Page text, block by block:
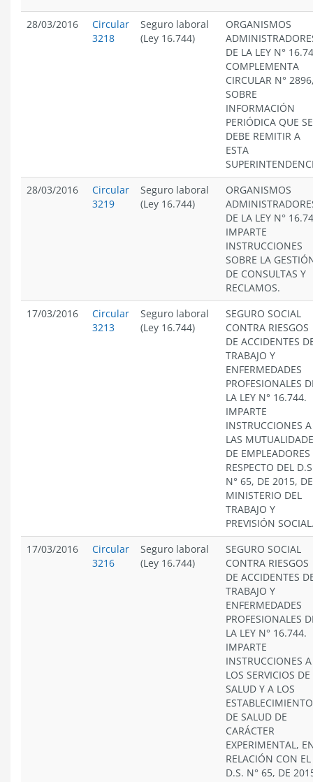
28/03/2016
Circular
3218
Seguro laboral
(Ley 16.744)
ORGANISMOS
DE LA LEY N°
COMPLEMENTA
CIRCULAR N°
SOBRE
INFORMACIÓN
PERIÓDICA QUE SE
DEBE REMITIR A
ESTA
28/03/2016
Circular
3219
Seguro laboral
(Ley 16.744)
ORGANISMOS
DE LA LEY N°
IMPARTE
INSTRUCCIONES
SOBRE LA
DE CONSULTAS Y
RECLAMOS.
17/03/2016
Circular
3213
Seguro laboral
(Ley 16.744)
SEGURO SOCIAL
CONTRA RIESGOS
DE ACCIDENTES
TRABAJO Y
ENFERMEDADES
PROFESIONALES
LA LEY N° 16.744.
IMPARTE
INSTRUCCIONES A
LAS
DE EMPLEADORES
RESPECTO DEL
N° 65, DE 2015,
MINISTERIO DEL
TRABAJO Y
PREVISIÓN
17/03/2016
Circular
3216
Seguro laboral
(Ley 16.744)
SEGURO SOCIAL
CONTRA RIESGOS
DE ACCIDENTES
TRABAJO Y
ENFERMEDADES
PROFESIONALES
LA LEY N° 16.744.
IMPARTE
INSTRUCCIONES A
LOS SERVICIOS DE
SALUD Y A LOS
DE SALUD DE
CARÁCTER
EXPERIMENTAL,
RELACIÓN CON EL
D.S. N° 65, DE